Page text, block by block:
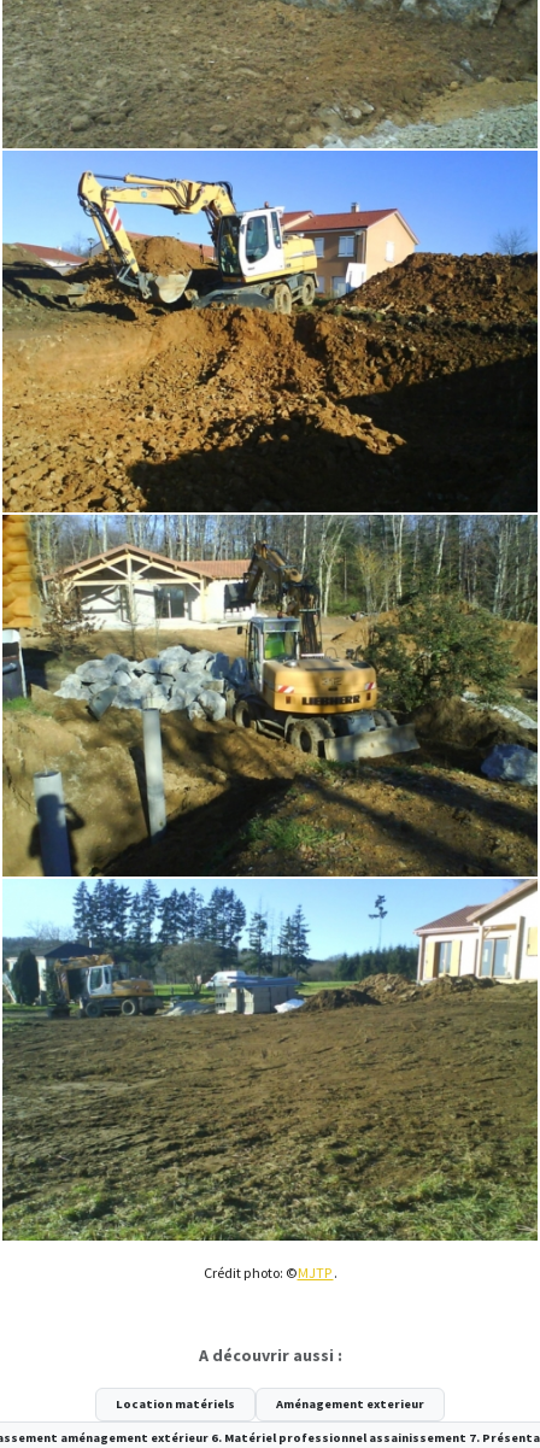
Crédit photo: ©MJTP .
A découvrir aussi :
Location matériels Aménagement exterieur
aménagement extérieur 6. Matériel professionnel assainissement 7.